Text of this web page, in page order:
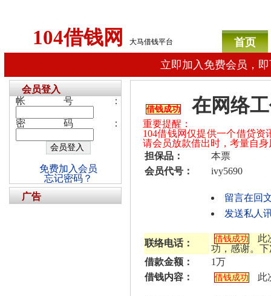
104借钱网 大马借钱平台
首页
立即加入免费会员，
借钱成功 在网络
重要提醒：
104借钱网仅提供一个借贷
请会员放款借出时，考量自
担保品：
本票
会员代号：
ivy5690
留言在回
发送私人
联络电话： 借钱成功
此
功，感谢。
借款金额：
1万
借钱内容：
借钱成功 此
会员登入
帐号：
密码：
免费加入会员
忘记密码？
广告